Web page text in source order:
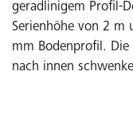
geradlinigem Profil-
Serienhöhe von 2 m
mm Bodenprofil. Die
nach innen